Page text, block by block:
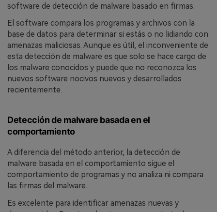
software de detección de malware basado en firmas.
El software compara los programas y archivos con la
base de datos para determinar si estás o no lidiando con
amenazas maliciosas. Aunque es útil, el inconveniente de
esta detección de malware es que solo se hace cargo de
los malware conocidos y puede que no reconozca los
nuevos software nocivos nuevos y desarrollados
recientemente.
Detección de malware basada en el
comportamiento
A diferencia del método anterior, la detección de
malware basada en el comportamiento sigue el
comportamiento de programas y no analiza ni compara
las firmas del malware.
Es excelente para identificar amenazas nuevas y